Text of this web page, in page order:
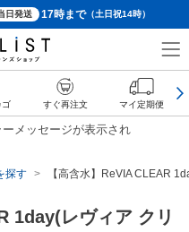
日発送 17時まで（土日祝14時）
メッセージが表示され
探す 【高含水】ReVIA CLEAR
1day(レヴィア クリ
ゴ すぐ再注文 マイ定期便